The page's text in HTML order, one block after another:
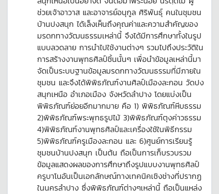
ช่วยเจ้าอาวาส และอาจารย์อนุกูล ศิริพันธุ์ คนในชุมชน
บ้านปงสนุก ได้เล็งเห็นถึงคุณค่าและความสำคัญของ
มรดกทางวัฒนธรรมเหล่านี้ จึงได้มีการศึกษาทั้งในรูป
แบบลวดลาย การนำไปใช้งานต่างๆ รวมไปถึงประวัติใน
การสร้างงานพุทธศิลป์ชิ้นนั้นๆ เพื่อนำข้อมูลเหล่านี้มา
จัดเป็นระบบฐานข้อมูลมรดกทางวัฒนธรรมที่มีภายใน
ชุมชน และจึงได้พิพิธภัณฑ์งานศิลป์เมืองละกอน วัดปง
สนุกเหนือ อำเภอเมือง จังหวัดลำปาง โดยแบ่งเป็น
พิพิธภัณฑ์ย่อยอีกมากมาย คือ 1) พิพิธภัณฑ์หีบธรรม
2)พิพิธภัณฑ์พระพุทธรูปไม้ 3)พิพิธภัณฑ์ตุงค่าวธรรม
4)พิพิธภัณฑ์งานพุทธศิลป์และเครื่องใช้ในพิธีกรรม
5)พิพิธภัณฑ์ครูเมืองละกอน และ 6)ศูนย์การเรียนรู้
ชุมชนบ้านปงสนุก เป็นต้น ถือเป็นการเก็บรวบรวม
ข้อมูลแสดงผลของการศึกษาถึงรูปแบบงานพุทธศิลป์
ครูบาโนอันเป็นเอกลักษณ์ทางเทคนิคเชิงช่างที่ปรากฏ
ในนครลำปาง ซึ่งพิพิธภัณฑ์ต่างๆเหล่านี้ ถือเป็นแหล่ง